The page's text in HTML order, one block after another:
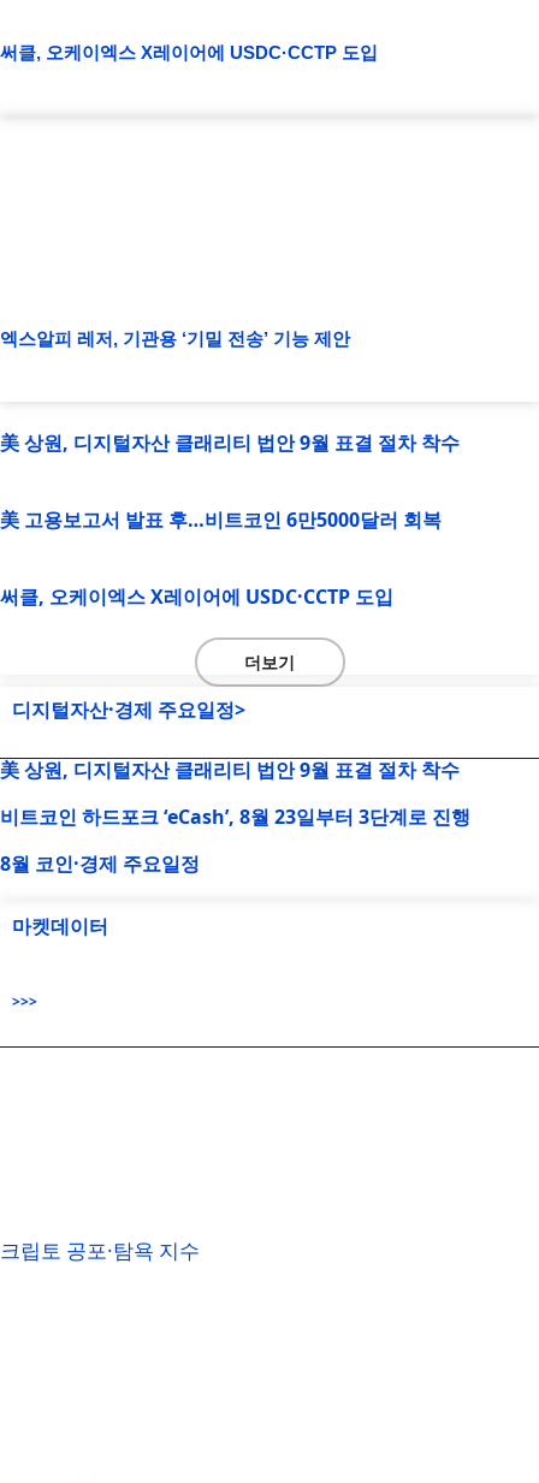
써클, 오케이엑스 X레이어에 USDC·CCTP 도입
엑스알피 레저, 기관용 ‘기밀 전송’ 기능 제안
美 상원, 디지털자산 클래리티 법안 9월 표결 절차 착수
美 고용보고서 발표 후…비트코인 6만5000달러 회복
써클, 오케이엑스 X레이어에 USDC·CCTP 도입
더보기
디지털자산·경제 주요일정>
美 상원, 디지털자산 클래리티 법안 9월 표결 절차 착수
비트코인 하드포크 ‘eCash’, 8월 23일부터 3단계로 진행
8월 코인·경제 주요일정
마켓데이터
>>>
크립토 공포·탐욕 지수